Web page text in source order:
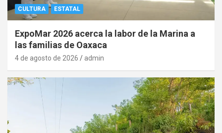
CULTURA ESTATAL
ExpoMar 2026 acerca la labor de la Marina a
las familias de Oaxaca
4 de agosto de 2026 admin